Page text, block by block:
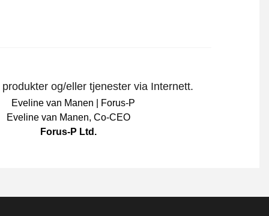
og/eller tjenester via Internett.
Eveline van Manen, Co-CEO
Forus-P Ltd.